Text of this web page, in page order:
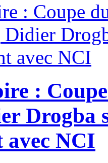
:
Drogba
avec NCI